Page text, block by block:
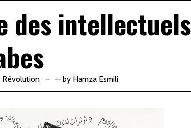
des intellectuels
Révolution — by Hamza Esmili